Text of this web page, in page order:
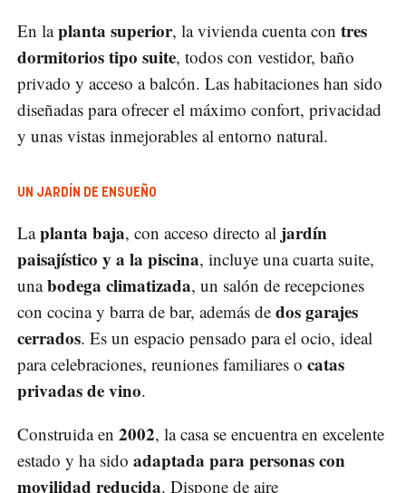
En laplanta superior, la vivienda cuenta con tres
dormitorios tipo suite, todos con vestidor, baño
privado y acceso a balcón. Las habitaciones han sido
diseñadas para ofrecer el máximo confort, privacidad
y unas vistas inmejorables al entorno natural.
UN JARDÍN DE ENSUEÑO
Laplanta baja, con acceso directo al jardín
paisajístico y a la piscina, incluye una cuarta suite,
unabodega climatizada, un salón de recepciones
con cocina y barra de bar, además de dos garajes
cerrados. Es un espacio pensado para el ocio, ideal
para celebraciones, reuniones familiares o catas
privadas de vino.
Construida en 2002, la casa se encuentra en excelente
estado y ha sido adaptada para personas con
movilidad reducida. Dispone de aire